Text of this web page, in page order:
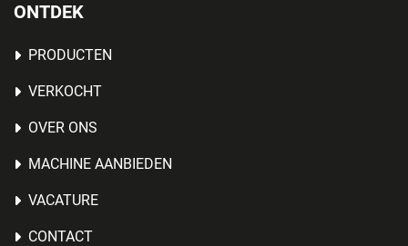
ONTDEK
PRODUCTEN
VERKOCHT
OVER ONS
MACHINE AANBIEDEN
VACATURE
CONTACT